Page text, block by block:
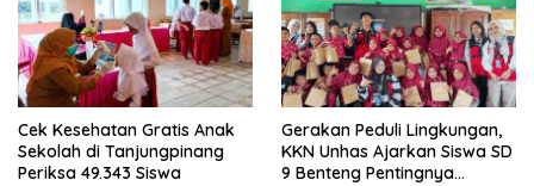
Cek Kesehatan Gratis Anak
Sekolah di Tanjungpinang
Periksa 49.343 Siswa
Gerakan Peduli Lingkungan,
KKN Unhas Ajarkan Siswa SD
9 Benteng Pentingnya